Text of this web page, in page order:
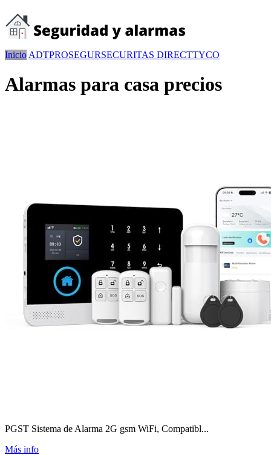
Inicio ADTPROSEGURSECURITAS DIRECTTYCO
Alarmas para casa precios
PGST Sistema de Alarma 2G gsm WiFi, Compatibl...
Más info